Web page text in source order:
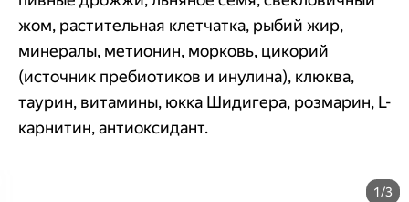
жом, растительная клетчатка, рыбий жир,
минералы, метионин, морковь, цикорий
(источник пребиотиков и инулина), клюква,
таурин, витамины, юкка Шидигера, розмарин, L-
карнитин, антиоксидант.
1/3